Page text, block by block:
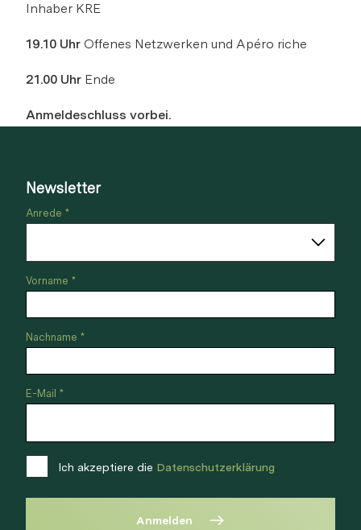
Inhaber KRE
19.10 Uhr Offenes Netzwerken und Apéro riche
21.00 Uhr Ende
Anmeldeschluss vorbei.
Newsletter
Anrede *
Vorname *
Nachname *
E-Mail *
Ich akzeptiere die Datenschutzerklärung
Anmelden